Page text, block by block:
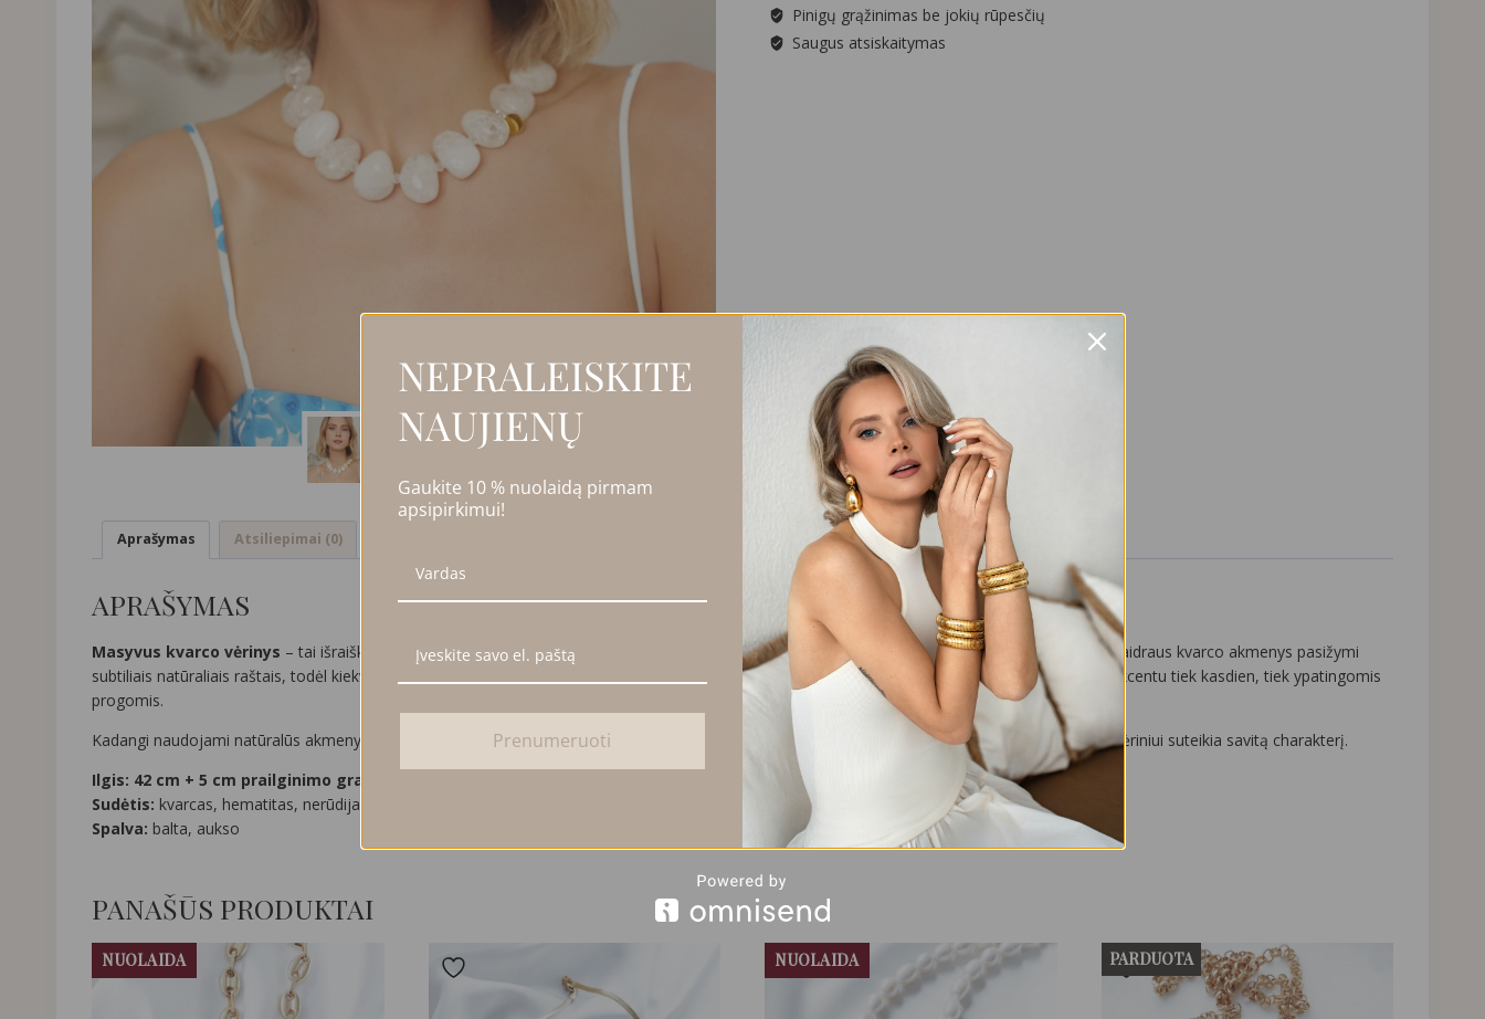
Pinigų grąžinimas be jokių rūpesčių
Saugus atsiskaitymas
Aprašymas Atsiliepimai (0)
APRAŠYMAS
Masyvus kvarco vėrinys – tai išraiškingas rankų darbo papuošalas, kuriame dera natūralus akmens grožis ir šiuolaikiškas dizainas. Stambūs skaidraus kvarco akmenys pasižymi
subtiliais natūraliais raštais, todėl kiekvienas vėrinys yra unikalus ir nepakartojamas. Tai išskirtinis aksesuaras, kuris tampa pagrindiniu įvaizdžio akcentu tiek kasdien, tiek ypatingomis
progomis.
Kadangi naudojami natūralūs akmenys, jų spalviniai tonai, raštai ir forma gali nežymiai skirtis. Būtent šios gamtos sukurtos detalės kiekvienam vėriniui suteikia savitą charakterį.
Ilgis: 42 cm + 5 cm prailginimo grandinėlė
Sudėtis: kvarcas, hematitas, nerūdijantis plienas
Spalva: balta, aukso
PANAŠŪS PRODUKTAI
NUOLAIDA NUOLAIDA PARDUOTA
NEPRALEISKITE
NAUJIENŲ
Gaukite 10 % nuolaidą pirmam
apsipirkimui!
Prenumeruoti